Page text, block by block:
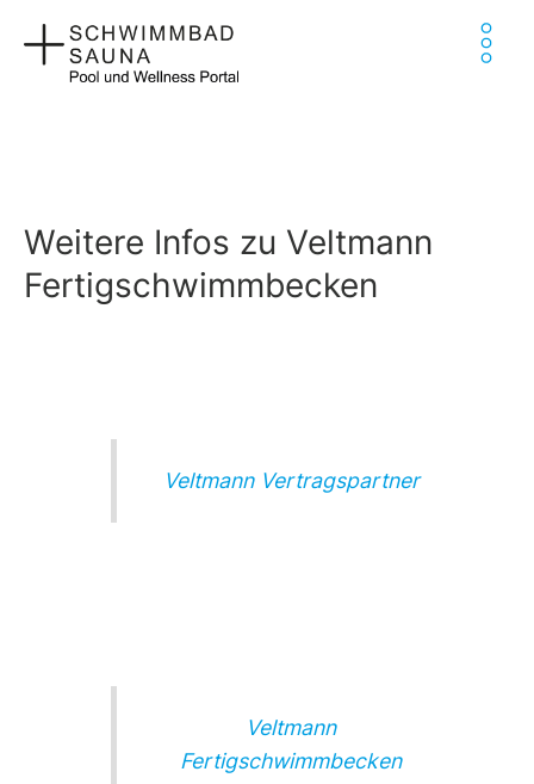
Inhalt
springen
Weitere Infos zu Veltmann
Fertigschwimmbecken
Veltmann Vertragspartner
Veltmann
Fertigschwimmbecken